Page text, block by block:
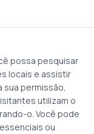
possa pesquisar
locais e assistir
sua permissão,
utilizam o
o. Você pode
ou